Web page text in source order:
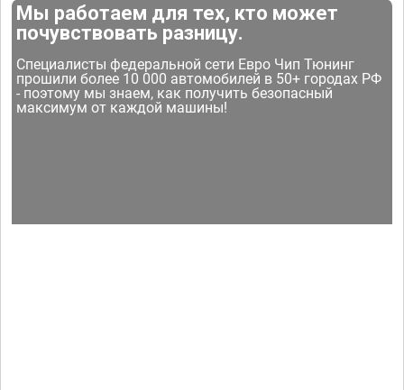
Мы работаем для тех, кто может
почувствовать разницу.
Специалисты федеральной сети Евро Чип Тюнинг
прошили более 10 000 автомобилей в 50+ городах РФ
- поэтому мы знаем, как получить безопасный
максимум от каждой машины!